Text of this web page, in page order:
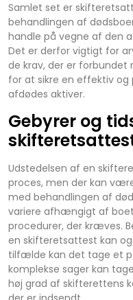
Samlet set er
behandlingen af
handle på vegne af den
Det er derfor vigtigt for
de krav, der er
for at sikre en effektiv
afdødes aktiver.
Gebyrer og
Udstedelsen af en
proces, men der kan
med behandlingen af
variere afhængigt af
procedurer, der kræves.
en skifteretsattest kan
tilfælde kan det tage et
komplekse sager kan
høj grad af skifterettens